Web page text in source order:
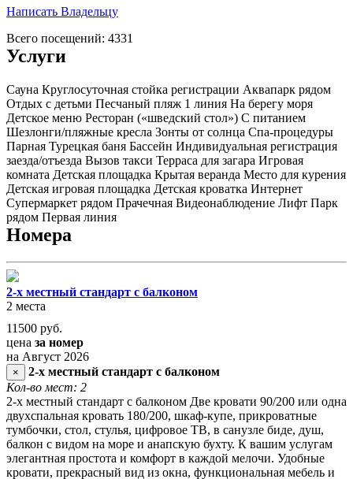
Написать Владельцу
Всего посещений: 4331
Услуги
Сауна Круглосуточная стойка регистрации Аквапарк рядом
Отдых с детьми Песчаный пляж 1 линия На берегу моря
Детское меню Ресторан («шведский стол») С питанием
Шезлонги/пляжные кресла Зонты от солнца Спа-процедуры
Парная Турецкая баня Бассейн Индивидуальная регистрация
заезда/отъезда Вызов такси Терраса для загара Игровая
комната Детская площадка Крытая веранда Место для курения
Детская игровая площадка Детская кроватка Интернет
Супермаркет рядом Прачечная Видеонаблюдение Лифт Парк
рядом Первая линия
Номера
2-х местный стандарт с балконом
2 места
11500 руб.
цена за номер
на Август 2026
×
2-х местный стандарт с балконом
Кол-во мест: 2
2-х местный стандарт с балконом Две кровати 90/200 или одна
двухспальная кровать 180/200, шкаф-купе, прикроватные
тумбочки, стол, стулья, цифровое ТВ, в санузле биде, душ,
балкон с видом на море и анапскую бухту. К вашим услугам
элегантная простота и комфорт в каждой мелочи. Удобные
кровати, прекрасный вид из окна, функциональная мебель и